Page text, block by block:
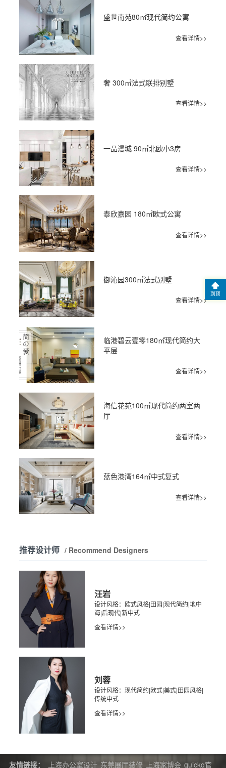
盛世南苑80㎡现代简约公寓
查看详情>>
奢 300㎡法式联排别墅
查看详情>>
一品漫城 90㎡北欧小3房
查看详情>>
泰欣嘉园 180㎡欧式公寓
查看详情>>
御沁园300㎡法式别墅
查看详情>>
临港碧云壹零180㎡现代简约大
平层
查看详情>>
海信花苑100㎡现代简约两室两
厅
查看详情>>
蓝色港湾164㎡中式复式
查看详情>>
推荐设计师 / Recommend Designers
汪岩
设计风格：欧式风格|田园|现代简约|地中
海|后现代|新中式
查看详情>>
刘蓉
设计风格：现代简约|欧式|美式|田园风格|
传统中式
查看详情>>
友情链接： 上海办公室设计 东莞展厅装修 上海家博会 quickq官
到顶